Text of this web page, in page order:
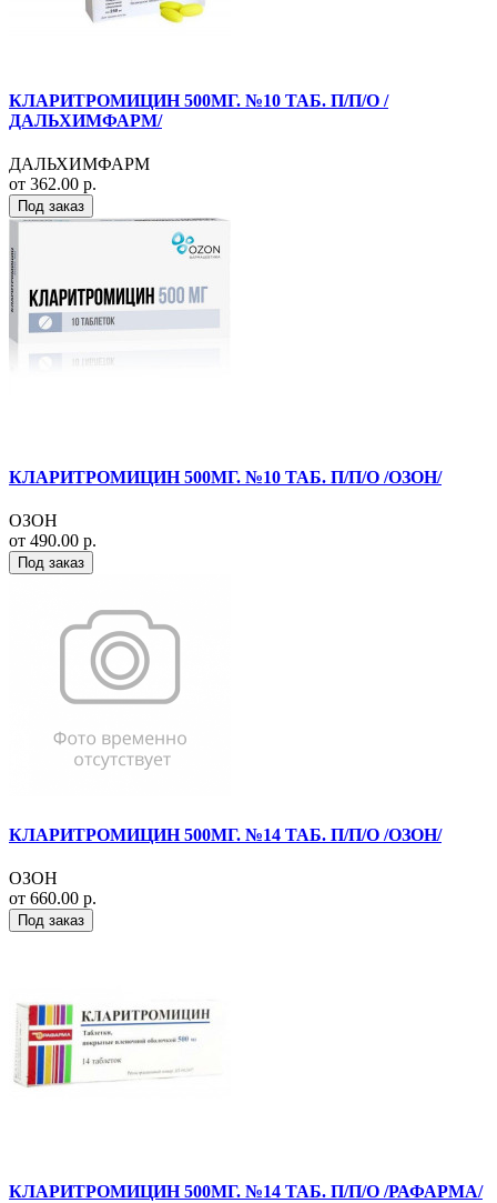
КЛАРИТРОМИЦИН 500МГ. №10 ТАБ. П/П/О /
ДАЛЬХИМФАРМ/
ДАЛЬХИМФАРМ
от 362.00 р.
Под заказ
КЛАРИТРОМИЦИН 500МГ. №10 ТАБ. П/П/О /ОЗОН/
ОЗОН
от 490.00 р.
Под заказ
КЛАРИТРОМИЦИН 500МГ. №14 ТАБ. П/П/О /ОЗОН/
ОЗОН
от 660.00 р.
Под заказ
КЛАРИТРОМИЦИН 500МГ. №14 ТАБ. П/П/О /РАФАРМА/